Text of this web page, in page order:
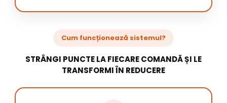
Cum funcționează sistemul?
STRÂNGI PUNCTE LA FIECARE COMANDĂ ȘI LE
TRANSFORMI ÎN REDUCERE